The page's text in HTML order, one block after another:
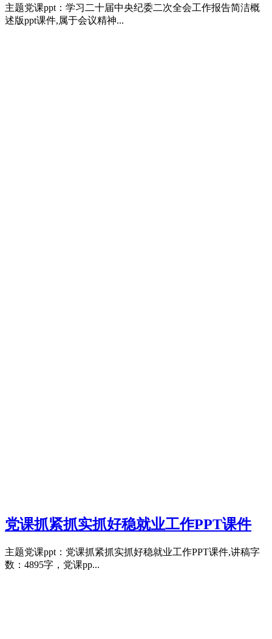
主题党课ppt：学习二十届中央纪委二次全会工作报告简洁概
述版ppt课件,属于会议精神...
党课抓紧抓实抓好稳就业工作PPT课件
主题党课ppt：党课抓紧抓实抓好稳就业工作PPT课件,讲稿字
数：4895字，党课pp...